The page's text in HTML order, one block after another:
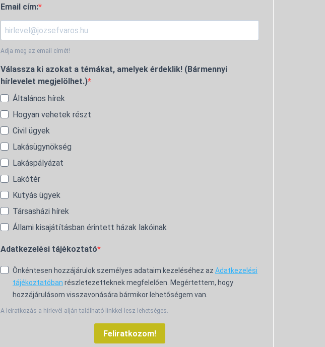
Email cím:
Adja meg az email címét!
Válassza ki azokat a témákat, amelyek érdeklik! (Bármennyi
hírlevelet megjelölhet.)
Általános hírek
Hogyan vehetek részt
Civil ügyek
Lakásügynökség
Lakáspályázat
Lakótér
Kutyás ügyek
Társasházi hírek
Állami kisajátításban érintett házak lakóinak
Adatkezelési tájékoztató
Önkéntesen hozzájárulok személyes adataim kezeléséhez az Adatkezelési
tájékoztatóban részletezetteknek megfelelően. Megértettem, hogy
hozzájárulásom visszavonására bármikor lehetőségem van.
A leiratkozás a hírlevél alján található linkkel lesz lehetséges.
Feliratkozom!